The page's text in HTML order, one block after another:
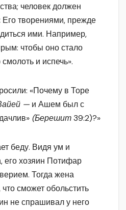
человек должен
Его творениями, прежде
ими. Например,
чтобы оно стало
и испечь».
«Почему в Торе
— и Ашем был с
(Берешит39:2)?»
беду. Видя ум и
его хозяин Потифар
Тогда жена
сможет обольстить
не спрашивал у него